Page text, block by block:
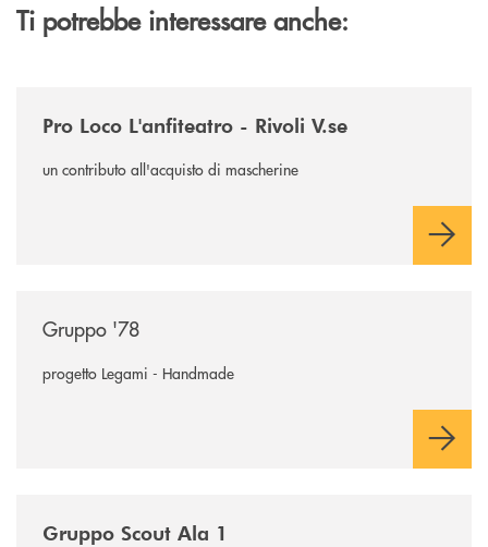
Ti potrebbe interessare anche:
Pro Loco L'anfiteatro - Rivoli V.se
un contributo all'acquisto di mascherine
Gruppo '78
progetto Legami - Handmade
Gruppo Scout Ala 1